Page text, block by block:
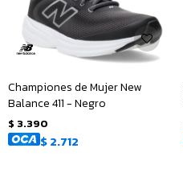
Championes de Mujer New
Balance 411 - Negro
$ 3.390
$2.712